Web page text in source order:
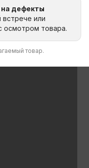
дефекты
встрече или
осмотром товара.
товар.